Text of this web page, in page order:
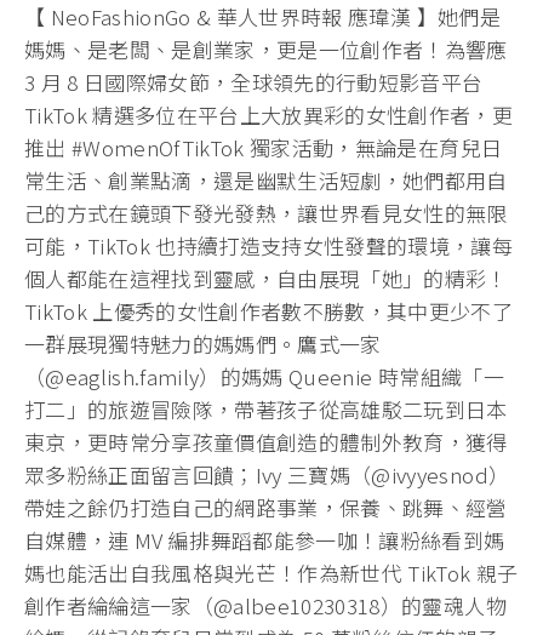
【 NeoFashionGo & 華人世界時報 應瑋漢 】她們是
媽媽、是老闆、是創業家，更是一位創作者！為響應
3 月 8 日國際婦女節，全球領先的行動短影音平台
TikTok 精選多位在平台上大放異彩的女性創作者，更
推出 #WomenOfTikTok 獨家活動，無論是在育兒日
常生活、創業點滴，還是幽默生活短劇，她們都用自
己的方式在鏡頭下發光發熱，讓世界看見女性的無限
可能，TikTok 也持續打造支持女性發聲的環境，讓每
個人都能在這裡找到靈感，自由展現「她」的精彩！
TikTok 上優秀的女性創作者數不勝數，其中更少不了
一群展現獨特魅力的媽媽們。鷹式一家
（@eaglish.family）的媽媽 Queenie 時常組織「一
打二」的旅遊冒險隊，帶著孩子從高雄駁二玩到日本
東京，更時常分享孩童價值創造的體制外教育，獲得
眾多粉絲正面留言回饋；Ivy 三寶媽（@ivyyesnod）
帶娃之餘仍打造自己的網路事業，保養、跳舞、經營
自媒體，連 MV 編排舞蹈都能參一咖！讓粉絲看到媽
媽也能活出自我風格與光芒！作為新世代 TikTok 親子
創作者綸綸這一家（@albee10230318）的靈魂人物